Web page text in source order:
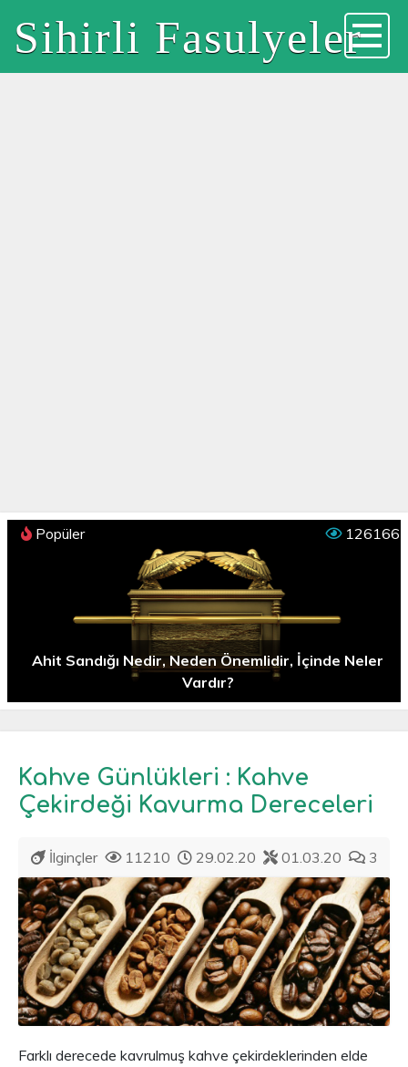
Sihirli Fasulyeler
Ahit Sandığı Nedir, Neden Önemlidir, İçinde Neler
Vardır?
Popüler 126166
Kahve Günlükleri : Kahve
Çekirdeği Kavurma Dereceleri
İlginçler 11210 29.02.20 01.03.20 3
Farklı derecede kavrulmuş kahve çekirdeklerinden elde